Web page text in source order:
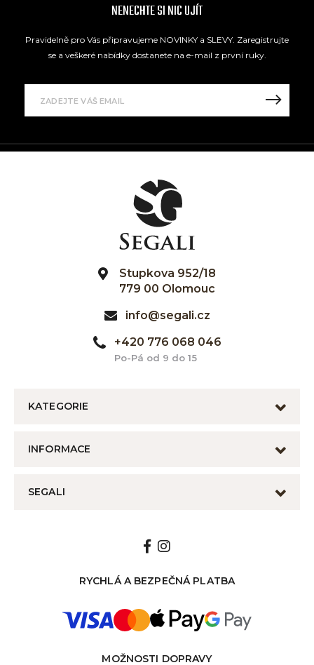
NENECHTE SI NIC UJÍT
Pravidelně pro Vás připravujeme NOVINKY a SLEVY. Zaregistrujte
se a veškeré nabídky dostanete na e-mail z první ruky.
Stupkova 952/18
779 00 Olomouc
info@segali.cz
+420 776 068 046
Po-Pá od 9 do 15
KATEGORIE
INFORMACE
SEGALI
RYCHLÁ A BEZPEČNÁ PLATBA
MOŽNOSTI DOPRAVY